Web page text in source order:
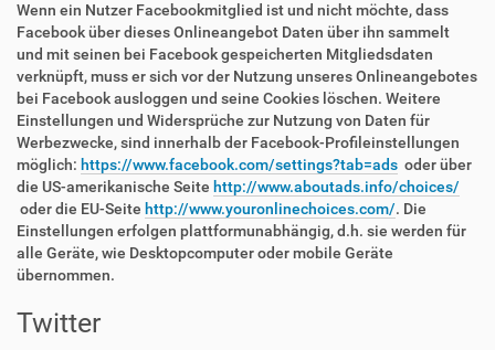
Wenn ein Nutzer Facebookmitglied ist und nicht möchte, dass
Facebook über dieses Onlineangebot Daten über ihn sammelt
und mit seinen bei Facebook gespeicherten Mitgliedsdaten
verknüpft, muss er sich vor der Nutzung unseres Onlineangebotes
bei Facebook ausloggen und seine Cookies löschen. Weitere
Einstellungen und Widersprüche zur Nutzung von Daten für
Werbezwecke, sind innerhalb der Facebook-Profileinstellungen
möglich: https://www.facebook.com/settings?tab=ads oder über
die US-amerikanische Seite http://www.aboutads.info/choices/
oder die EU-Seite http://www.youronlinechoices.com/. Die
Einstellungen erfolgen plattformunabhängig, d.h. sie werden für
alle Geräte, wie Desktopcomputer oder mobile Geräte
übernommen.
Twitter